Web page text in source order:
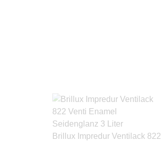
Brillux Impredur Ventilack 822